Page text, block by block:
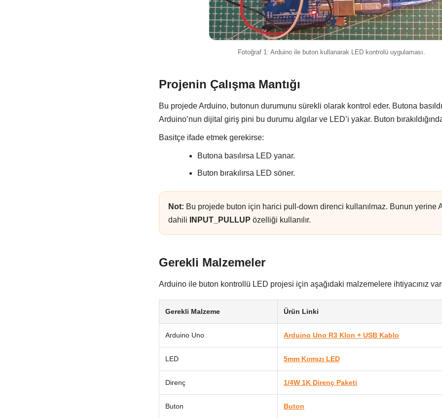
Fotoğraf 1: Arduino ile buton kullanarak LED kontrolü uygulaması.
Projenin Çalışma Mantığı
Bu projede Arduino, butonun durumunu sürekli olarak kontrol eder. Butona
Arduino’nun dijital giriş pini bu durumu algılar ve LED’i yakar. Buton
Basitçe ifade etmek gerekirse:
Butona basılırsa LED yanar.
Buton bırakılırsa LED söner.
Not: Bu projede buton için harici pull-down direnci kullanılmaz. Bunun yerine
dahili
INPUT_PULLUP özelliği kullanılır.
Gerekli Malzemeler
Arduino ile buton kontrollü LED projesi için aşağıdaki malzemelere ihtiyacınız
Gerekli Malzeme Ürün Linki
Arduino Uno Arduino Uno R3 Klon + USB Kablo
LED 5mm Kırmızı LED
Direnç 1/4W 1K Direnç Paketi
Buton Buton